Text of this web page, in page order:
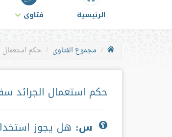
الرئيسية فتاوى
مجموع الفتاوى حكم استعمال
حكم استعمال الجرائد
س: هل يجوز